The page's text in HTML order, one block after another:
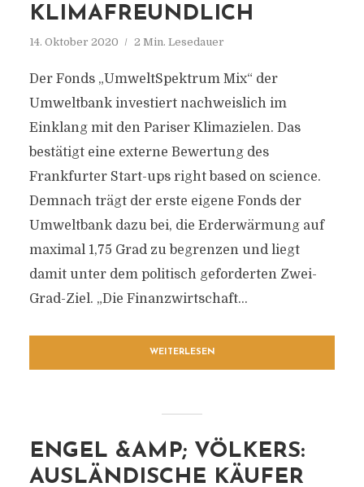
KLIMAFREUNDLICH
14. Oktober 2020 2 Min. Lesedauer
Der Fonds „UmweltSpektrum Mix“ der
Umweltbank investiert nachweislich im
Einklang mit den Pariser Klimazielen. Das
bestätigt eine externe Bewertung des
Frankfurter Start-ups right based on science.
Demnach trägt der erste eigene Fonds der
Umweltbank dazu bei, die Erderwärmung auf
maximal 1,75 Grad zu begrenzen und liegt
damit unter dem politisch geforderten Zwei-
Grad-Ziel. „Die Finanzwirtschaft...
WEITERLESEN
ENGEL &AMP; VÖLKERS:
AUSLÄNDISCHE KÄUFER